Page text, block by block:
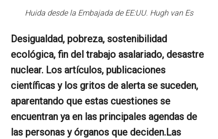
Huida desde la Embajada de EE:UU. Hugh van Es
Desigualdad, pobreza, sostenibilidad
ecológica, fin del trabajo asalariado, desastre
nuclear. Los artículos, publicaciones
científicas y los gritos de alerta se suceden,
aparentando que estas cuestiones se
encuentran ya en las principales agendas de
las personas y órganos que deciden.Las